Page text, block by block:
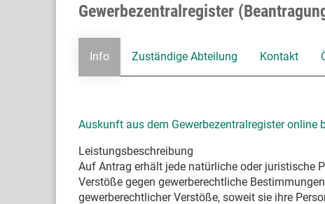
Gewerbezentralregister
Info Zuständige Abteilung Kontakt
Auskunft aus dem Gewerbezentralregister online
Leistungsbeschreibung
Auf Antrag erhält jede natürliche oder juristische
Verstöße gegen gewerberechtliche
gewerberechtlicher Verstöße, soweit sie ihre